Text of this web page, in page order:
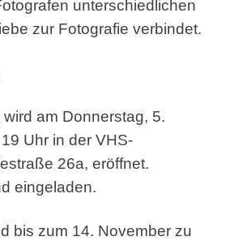
unterschiedlichen
zur Fotografie verbindet.
am Donnerstag, 5.
Uhr in der VHS-
26a, eröffnet.
eingeladen.
bis zum 14. November zu